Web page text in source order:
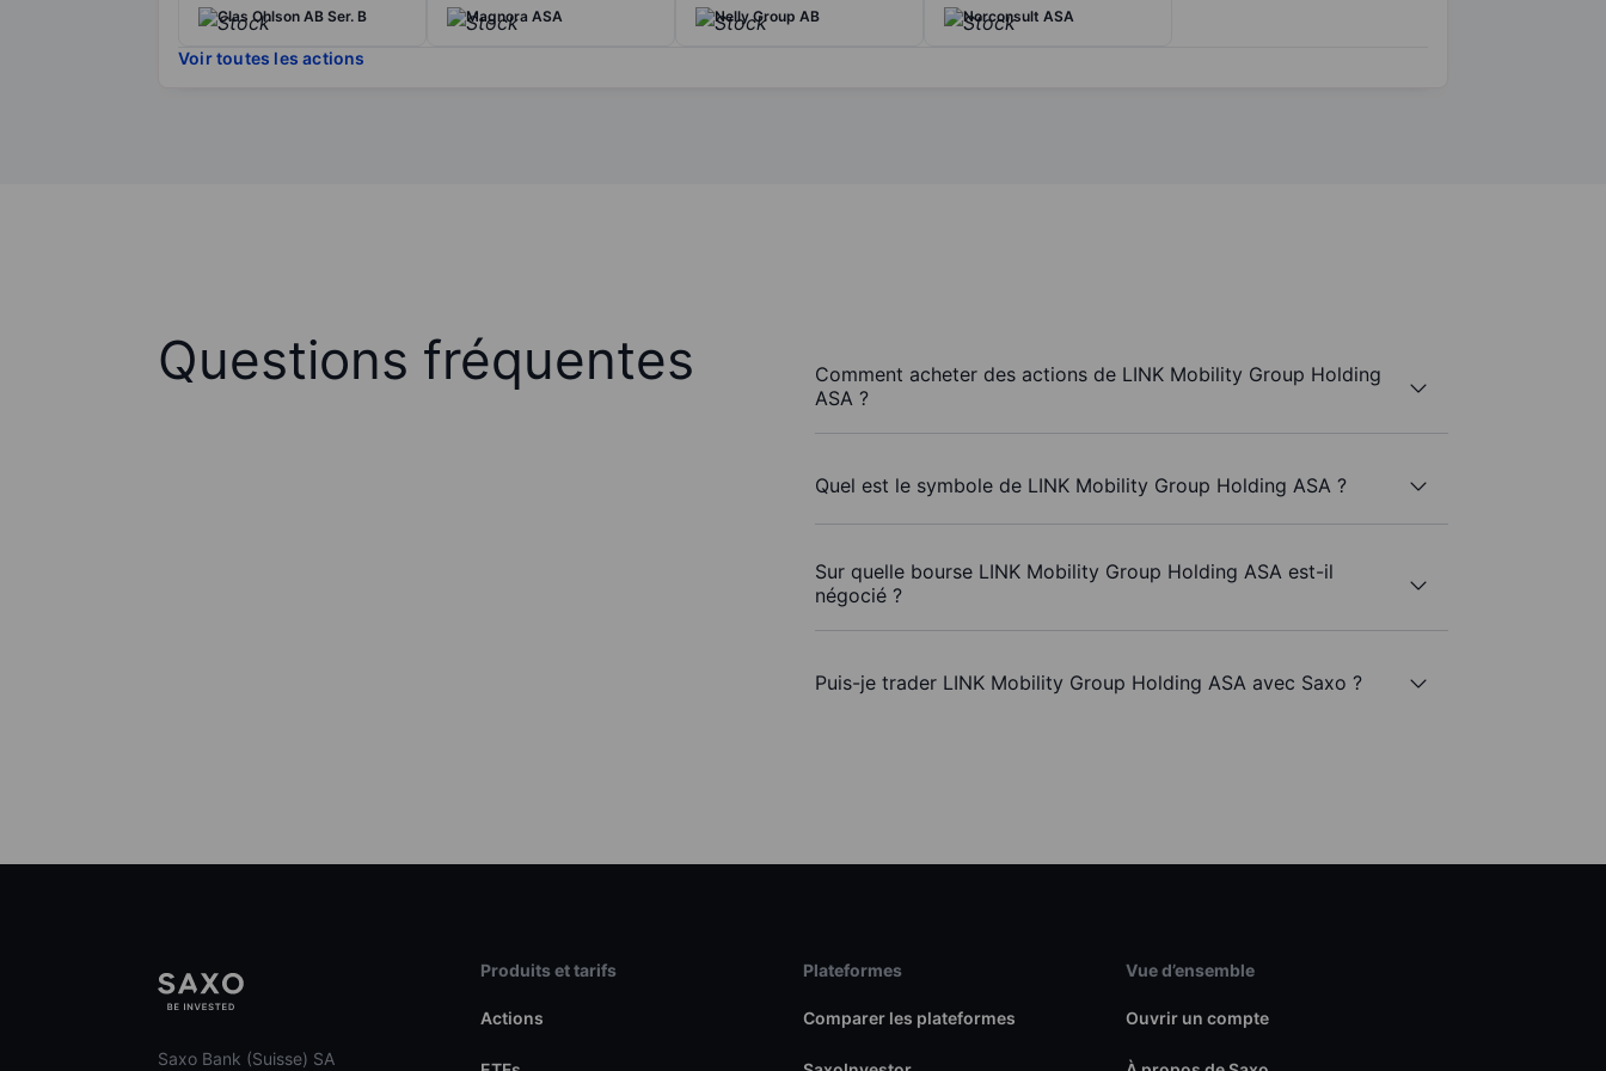
Clas Ohlson AB Ser. B Magnora ASA Nelly Group AB Norconsult ASA
Voir toutes les actions
Questions fréquentes
Comment acheter des actions de LINK Mobility Group Holding
ASA ?
Quel est le symbole de LINK Mobility Group Holding ASA ?
Sur quelle bourse LINK Mobility Group Holding ASA est-il
négocié ?
Puis-je trader LINK Mobility Group Holding ASA avec Saxo ?
Saxo Bank (Suisse) SA
Produits et tarifs
Actions
Plateformes
Comparer les plateformes
Vue d’ensemble
Ouvrir un compte